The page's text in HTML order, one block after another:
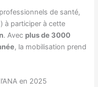
de santé,
à participer à cette
. Avec plus de 3000
, la mobilisation prend
en 2025